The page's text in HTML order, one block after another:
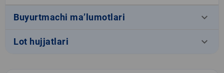
Buyurtmachi ma’lumotlari keyboard_arrow_down
Lot hujjatlari keyboard_arrow_down